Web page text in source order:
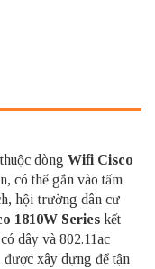
dòng Wifi Cisco
có thể gắn vào tấm
hội trường dân cư
1810W Series kết
dây và 802.11ac
xây dựng để tận